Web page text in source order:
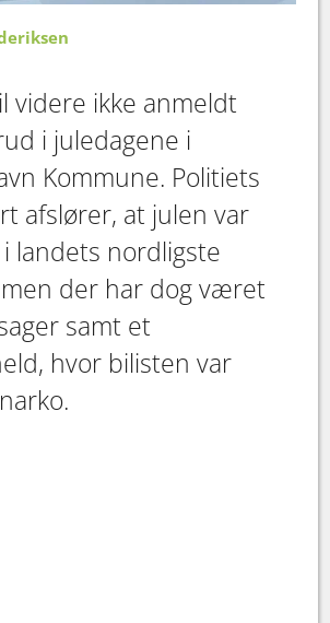
videre ikke anmeldt
i juledagene i
Kommune. Politiets
afslører, at julen var
landets nordligste
der har dog været
samt et
hvor bilisten var